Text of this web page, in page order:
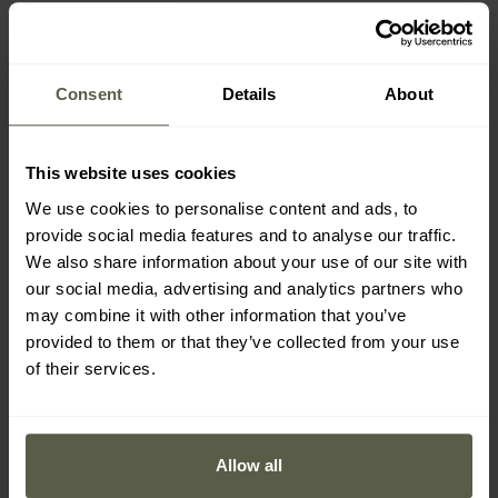
Consent Details About
This website uses cookies
We use cookies to personalise content and ads, to
provide social media features and to analyse our traffic.
We also share information about your use of our site with
our social media, advertising and analytics partners who
may combine it with other information that you’ve
provided to them or that they’ve collected from your use
of their services.
Allow all
Enervit Sport -
Competition Bar
Kohlenhydratriegel
Banane-Vanille 30 g - 3
Stk.
Versand: Sofort
6,91 €
Enervit - Sport
Competition Bar -
Aprikosen-
Kohlenhydratriegel 30 g -
3 Stück
Versand:Sofort